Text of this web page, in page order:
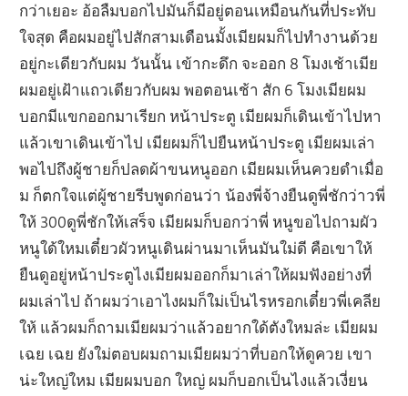
กว่าเยอะ อ้อลืมบอกไปมันก็มีอยู่ตอนเหมือนกันที่ประทับ
ใจสุด คือผมอยู่ไปสักสามเดือนมั้งเมียผมก็ไปทำงานด้วย
อยู่กะเดียวกับผม วันนั้น เข้ากะดึก จะออก 8 โมงเช้าเมีย
ผมอยู่เฝ้าแถวเดียวกับผม พอตอนเช้า สัก 6 โมงเมียผม
บอกมีแขกออกมาเรียก หน้าประตู เมียผมก็เดินเข้าไปหา
แล้วเขาเดินเข้าไป เมียผมก็ไปยืนหน้าประตู เมียผมเล่า
พอไปถึงผู้ชายก็ปลดผ้าขนหนูออก เมียผมเห็นควยดำเมื่อ
ม ก็ตกใจแต่ผู้ชายรีบพูดก่อนว่า น้องพี่จ้างยืนดูพี่ชักว่าวพี่
ให้ 300ดูพี่ชักให้เสร็จ เมียผมก็บอกว่าพี่ หนูขอไปถามผัว
หนูใด้ใหมเดี๋ยวผัวหนูเดินผ่านมาเห็นมันใม่ดี คือเขาให้
ยืนดูอยู่หน้าประตูไงเมียผมออกก็มาเล่าให้ผมฟังอย่างที่
ผมเล่าไป ถ้าผมว่าเอาไงผมก็ใม่เป็นไรหรอกเดี๋ยวพี่เคลีย
ให้ แล้วผมก็ถามเมียผมว่าแล้วอยากใด้ตังใหมล่ะ เมียผม
เฉย เฉย ยังใม่ตอบผมถามเมียผมว่าที่บอกให้ดูควย เขา
น่ะใหญ่ใหม เมียผมบอก ใหญ่ ผมก็บอกเป็นไงแล้วเงี่ยน